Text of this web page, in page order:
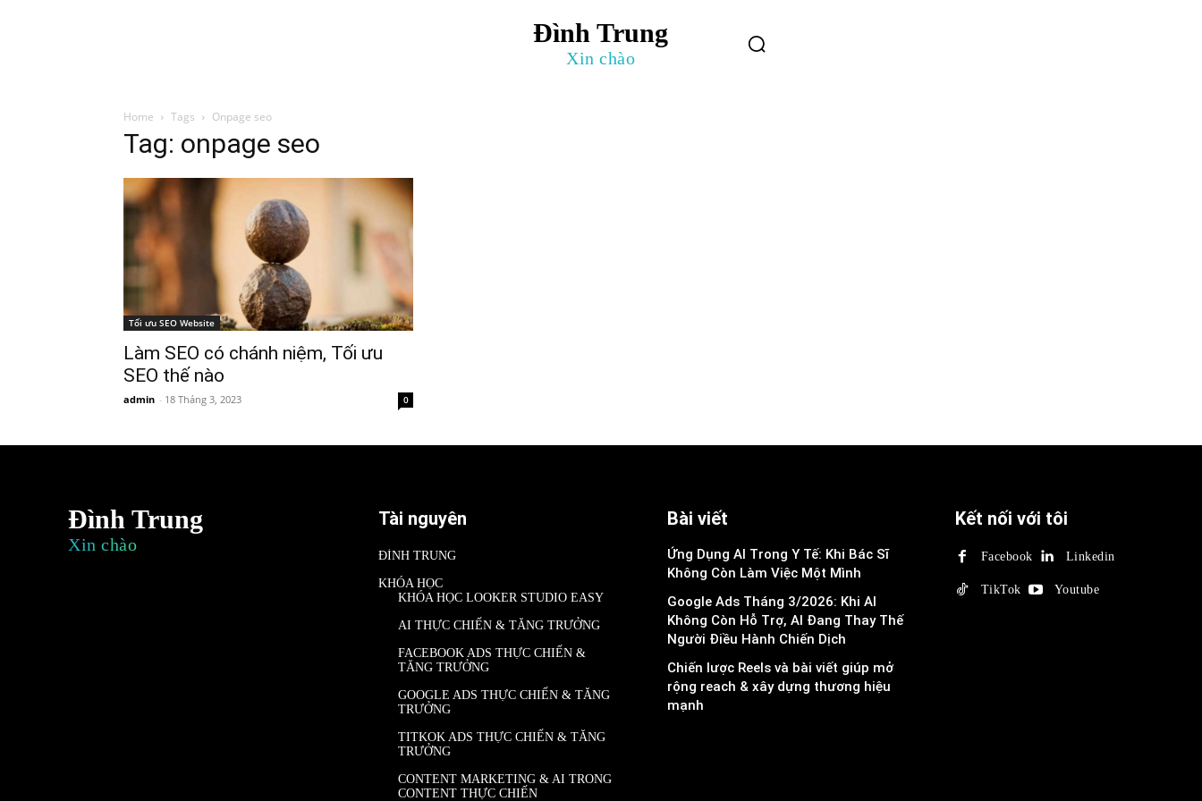
Đình Trung
Xin chào
Home Tags Onpage seo
Tag: onpage seo
Tối ưu SEO Website
Làm SEO có chánh niệm, Tối ưu
SEO thế nào
admin - 18 Tháng 3, 2023 0
Đình Trung
Xin chào
Tài nguyên
ĐÌNH TRUNG
KHÓA HỌC
KHÓA HỌC LOOKER STUDIO EASY
AI THỰC CHIẾN & TĂNG TRƯỞNG
FACEBOOK ADS THỰC CHIẾN &
TĂNG TRƯỞNG
GOOGLE ADS THỰC CHIẾN & TĂNG
TRƯỞNG
TITKOK ADS THỰC CHIẾN & TĂNG
TRƯỞNG
CONTENT MARKETING & AI TRONG
CONTENT THỰC CHIẾN
Bài viết
Ứng Dụng AI Trong Y Tế: Khi Bác Sĩ
Không Còn Làm Việc Một Mình
Google Ads Tháng 3/2026: Khi AI
Không Còn Hỗ Trợ, AI Đang Thay Thế
Người Điều Hành Chiến Dịch
Chiến lược Reels và bài viết giúp mở
rộng reach & xây dựng thương hiệu
mạnh
Kết nối với tôi
Facebook Linkedin
TikTok Youtube